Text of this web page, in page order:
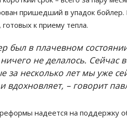
пришедший в упадок
к приему тепла.
был в плачевном
не делалось. Сейчас
за несколько лет мы уже
вдохновляет, – говорит
надеется на поддержку
80 спортивных
на Наурыз в...
пройдут в рамках декады